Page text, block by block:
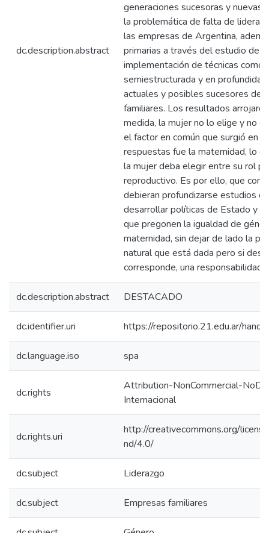
dc.description.abstract
generaciones sucesoras y nuevas,
la problemática de falta de
las empresas de Argentina,
primarias a través del estudio de
implementación de técnicas como
semiestructurada y en
actuales y posibles sucesores de
familiares. Los resultados
medida, la mujer no lo elige y no
el factor en común que surgió en
respuestas fue la maternidad, lo
la mujer deba elegir entre su rol
reproductivo. Es por ello, que
debieran profundizarse estudios
desarrollar políticas de Estado y
que pregonen la igualdad de
maternidad, sin dejar de lado la
natural que está dada pero si
corresponde, una responsabilidad
dc.description.abstract DESTACADO
dc.identifier.uri https://repositorio.21.edu.ar/
dc.language.iso spa
dc.rights
Attribution-NonCommercial-
Internacional
dc.rights.uri
http://creativecommons.org/
nd/4.0/
dc.subject Liderazgo
dc.subject Empresas familiares